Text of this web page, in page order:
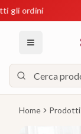
Home Prodotti